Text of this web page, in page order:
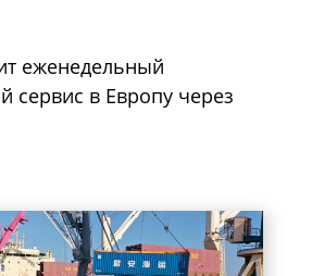
еженедельный
сервис в Европу через